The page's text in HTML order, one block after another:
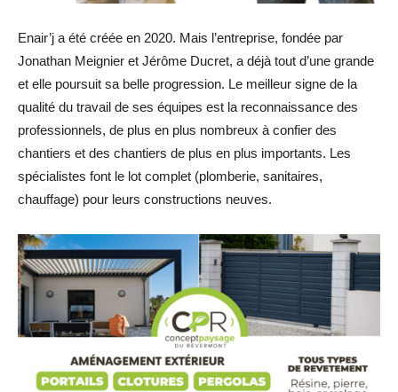
Enair’j a été créée en 2020. Mais l’entreprise, fondée par
Jonathan Meignier et Jérôme Ducret, a déjà tout d’une grande
et elle poursuit sa belle progression. Le meilleur signe de la
qualité du travail de ses équipes est la reconnaissance des
professionnels, de plus en plus nombreux à confier des
chantiers et des chantiers de plus en plus importants. Les
spécialistes font le lot complet (plomberie, sanitaires,
chauffage) pour leurs constructions neuves.